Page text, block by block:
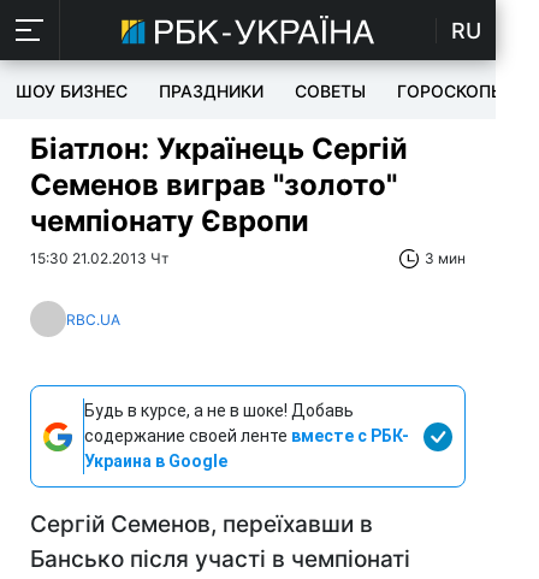
RU
ШОУ БИЗНЕС ПРАЗДНИКИ СОВЕТЫ ГОРОСКОПЫ
Біатлон: Українець Сергій
Семенов виграв "золото"
чемпіонату Європи
15:30 21.02.2013 Чт 3 мин
RBC.UA
Будь в курсе, а не в шоке! Добавь
содержание своей ленте вместе с РБК-
Украина в Google
Сергій Семенов, переїхавши в
Бансько після участі в чемпіонаті